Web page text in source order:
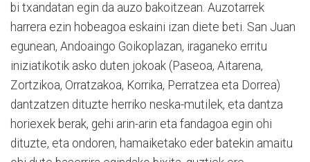
bi txandatan egin da auzo bakoitzean. Auzotarrek
harrera ezin hobeagoa eskaini izan diete beti. San Juan
egunean, Andoaingo Goikoplazan, iraganeko erritu
iniziatikotik asko duten jokoak (Paseoa, Aitarena,
Zortzikoa, Orratzakoa, Korrika, Perratzea eta Dorrea)
dantzatzen dituzte herriko neska-mutilek, eta dantza
horiexek berak, gehi arin-arin eta fandagoa egin ohi
dituzte, eta ondoren, hamaiketako eder batekin amaitu